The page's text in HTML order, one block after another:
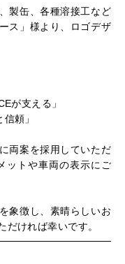
製缶、各種溶接工など
ス」様より、ロゴデザ
が支える」
頼」
両案を採用していただ
ットや車両の表示にご
象徴し、素晴らしいお
ければ幸いです。